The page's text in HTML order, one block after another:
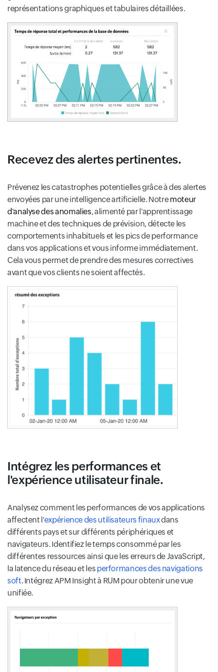
représentations graphiques et tabulaires détaillées.
Recevez des alertes pertinentes.
Prévenez les catastrophes potentielles grâce à des alertes
envoyées par une intelligence artificielle. Notremoteur
d'analyse des anomalies, alimenté par l'apprentissage
machine et des techniques de prévision, détecte les
comportements inhabituels et les pics de performance
dans vos applications et vous informe immédiatement.
Cela vous permet de prendre des mesures correctives
avant que vos clients ne soient affectés.
Intégrez les performances et
l'expérience utilisateur finale.
Analysez comment les performances de vos applications
affectent l'expérience des utilisateurs finauxdans
différents pays et sur différents périphériques et
navigateurs. Identifiez le temps consommé par les
différentes ressources ainsi que les erreurs de JavaScript,
la latence du réseau et les performances des navigations
soft. Intégrez APM Insight à RUM pour obtenir une vue
unifiée.